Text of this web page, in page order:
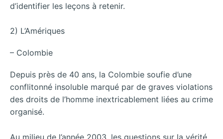
d’identifier les leçons à retenir.
2) L’Amériques
– Colombie
Depuis près de 40 ans, la Colombie soufie d’une
conflitonné insoluble marqué par de graves violations
des droits de l’homme inextricablement liées au crime
organisé.
Au milieu de l’année 2003, les questions sur la vérité,